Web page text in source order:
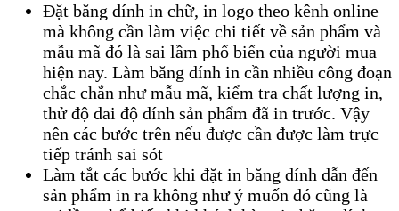
Đặt băng dính in chữ, in logo theo kênh online
mà không cần làm việc chi tiết về sản phẩm và
mẫu mã đó là sai lầm phổ biến của người mua
hiện nay. Làm băng dính in cần nhiều công đoạn
chắc chắn như mẫu mã, kiểm tra chất lượng in,
thử độ dai độ dính sản phẩm đã in trước. Vậy
nên các bước trên nếu được cần được làm trực
tiếp tránh sai sót
Làm tắt các bước khi đặt in băng dính dẫn đến
sản phẩm in ra không như ý muốn đó cũng là